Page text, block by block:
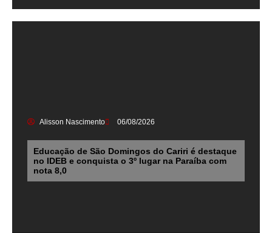
Alisson Nascimento 06/08/2026
Educação de São Domingos do Cariri é destaque
no IDEB e conquista o 3º lugar na Paraíba com
nota 8,0